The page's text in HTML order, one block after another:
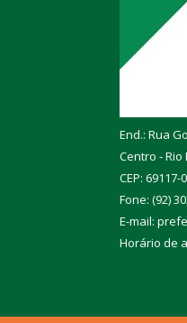
End.: Rua
Centro - Rio
CEP: 69117-
Fone: (92)
E-mail:
Horário de